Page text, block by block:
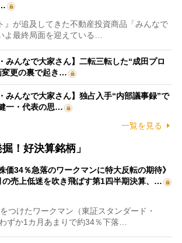
が追及してきた不動産投資商品「みんなで
よ最終局面を迎えている…
みんなで大家さん】二転三転した“成田プロ
変更の裏で起き…
みんなで大家さん】独占入手“内部議事録”で
一・代表の思…
一覧を見る
！好決算銘柄」
株価34％急落のワークマンに特大反転の期待》
の売上低迷を吹き飛ばす第1四半期決算、…
つけたワークマン（東証スタンダード・
ずか1カ月あまりで約34％下落…